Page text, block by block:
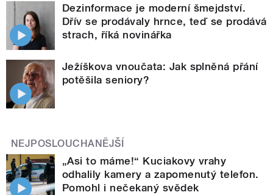
Dezinformace je moderní šmejdství.
Dřív se prodávaly hrnce, teď se prodává
strach, říká novinářka
Ježíškova vnoučata: Jak splněná přání
potěšila seniory?
NEJPOSLOUCHANĚJŠÍ
„Asi to máme!“ Kuciakovy vrahy
odhalily kamery a zapomenutý telefon.
Pomohl i nečekaný svědek